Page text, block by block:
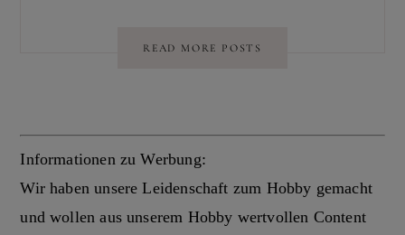
READ MORE POSTS
Informationen zu Werbung:
Wir haben unsere Leidenschaft zum Hobby gemacht
und wollen aus unserem Hobby wertvollen Content